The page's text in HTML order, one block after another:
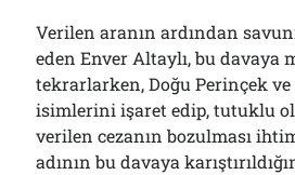
Verilen aranın ardından
eden Enver Altaylı, bu davaya
tekrarlarken, Doğu Perinçek ve
isimlerini işaret edip, tutuklu
verilen cezanın bozulması
adının bu davaya